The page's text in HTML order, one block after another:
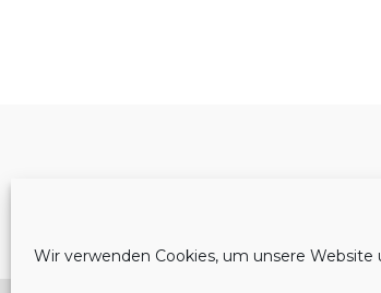
Wir verwenden Cookies, um unsere Website